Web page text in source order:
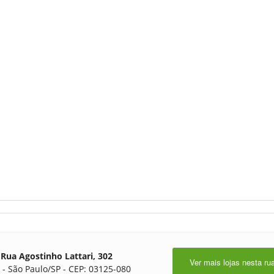
Rua Agostinho Lattari, 302
São Paulo/SP - CEP: 03125-080
Ver mais lojas nesta